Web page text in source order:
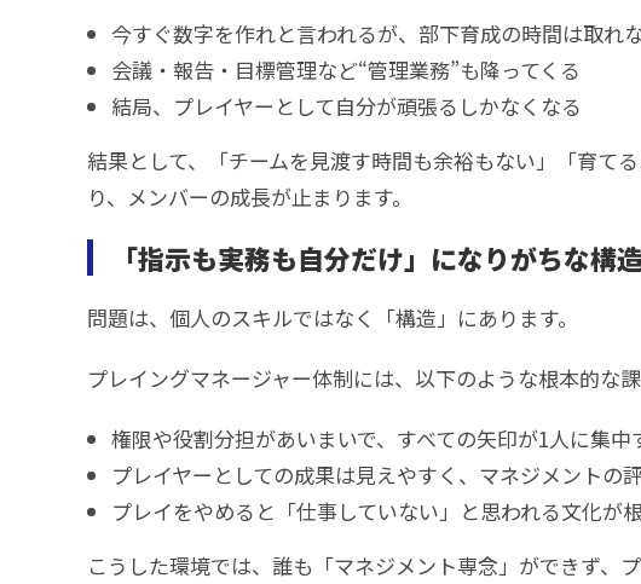
今すぐ数字を作れと言われるが、部下育成の時間は取れ
会議・報告・目標管理など“管理業務”も降ってくる
結局、プレイヤーとして自分が頑張るしかなくなる
結果として、「チームを見渡す時間も余裕もない」「育て
り、メンバーの成長が止まります。
「指示も実務も自分だけ」になりがちな構
問題は、個人のスキルではなく「構造」にあります。
プレイングマネージャー体制には、以下のような根本的な
権限や役割分担があいまいで、すべての矢印が1人に集中
プレイヤーとしての成果は見えやすく、マネジメントの
プレイをやめると「仕事していない」と思われる文化が
こうした環境では、誰も「マネジメント専念」ができず、